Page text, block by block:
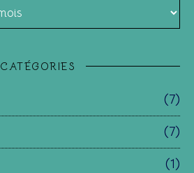
CATÉGORIES
(7)
(7)
(1)